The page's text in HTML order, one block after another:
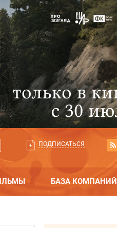
ПОДПИСАТЬСЯ
БАЗА КОМПАНИЙ